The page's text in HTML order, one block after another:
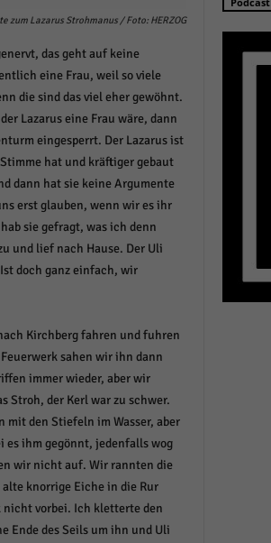
zum Lazarus Strohmanus / Foto: HERZOG
das geht auf keine
eine Frau, weil so viele
die sind das viel eher gewöhnt.
Lazarus eine Frau wäre, dann
eingesperrt. Der Lazarus ist
hat und kräftiger gebaut
dann hat sie keine Argumente
erst glauben, wenn wir es ihr
sie gefragt, was ich denn
und lief nach Hause. Der Uli
doch ganz einfach, wir
Kirchberg fahren und fuhren
sahen wir ihn dann
immer wieder, aber wir
Stroh, der Kerl war zu schwer.
mit den Stiefeln im Wasser, aber
es ihm gegönnt, jedenfalls wog
wir nicht auf. Wir rannten die
knorrige Eiche in die Rur
nicht vorbei. Ich kletterte den
Ende des Seils um ihn und Uli
Funktionen und sind für die einwandfreie
Informationen anzeigen
anonym. Diese Informationen helfen uns zu verstehen,
Informationen anzeigen
oder Publishern verwendet, um personalisierte
Media-Plattformen werden standardmäßig blockiert.
werden, bedarf der Zugriff auf diese Inhalte
Informationen anzeigen
Datenschutzerklärung